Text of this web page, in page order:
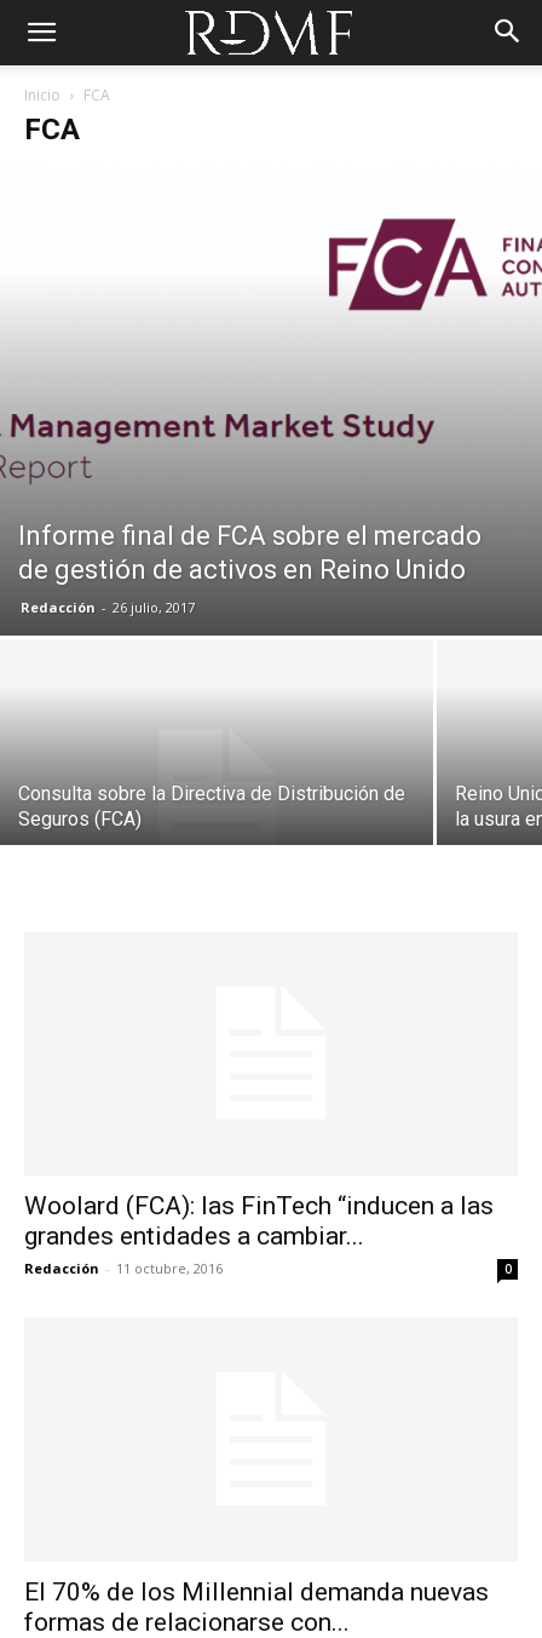
Inicio FCA
FCA
Informe final de FCA sobre el mercado
de gestión de activos en Reino Unido
Redacción - 26 julio, 2017
Consulta sobre la Directiva de Distribución de
Seguros (FCA)
Reino
la usura
Woolard (FCA): las FinTech “inducen a las
grandes entidades a cambiar...
Redacción - 11 octubre, 2016 0
El 70% de los Millennial demanda nuevas
formas de relacionarse con...